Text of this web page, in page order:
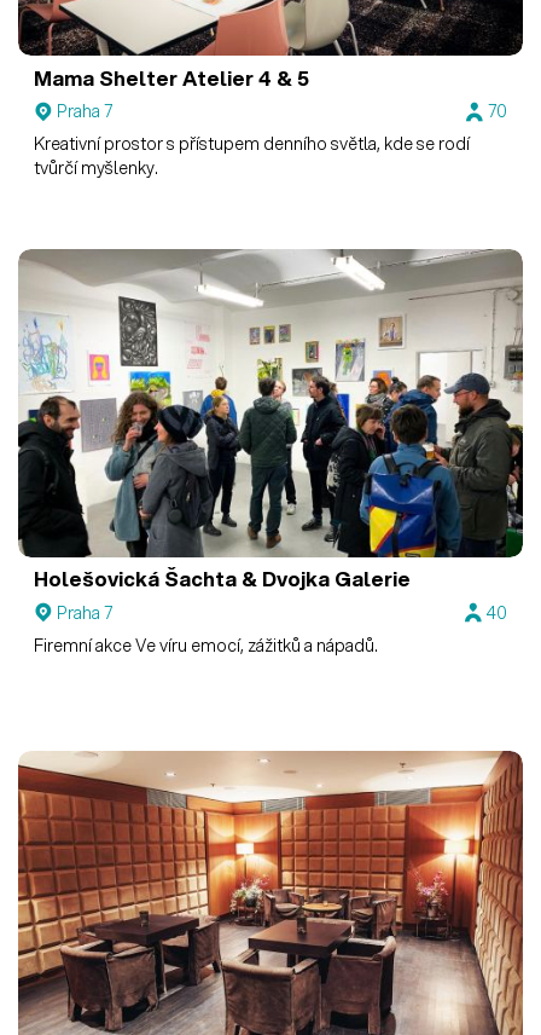
Mama ShelterAtelier 4 & 5
Praha 7
70
Kreativní prostor s přístupem denního světla, kde se rodí
tvůrčí myšlenky.
Holešovická Šachta & Dvojka Galerie
Praha 7
40
Firemní akce Ve víru emocí, zážitků a nápadů.